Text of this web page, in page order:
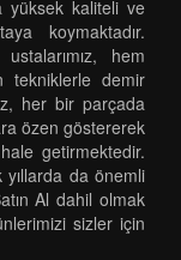
yüksek kaliteli ve
koymaktadır.
hem
tekniklerle demir
her bir parçada
özen göstererek
getirmektedir.
da önemli
Al dahil olmak
sizler için